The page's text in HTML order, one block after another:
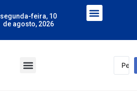
segunda-feira, 10
de agosto, 2026